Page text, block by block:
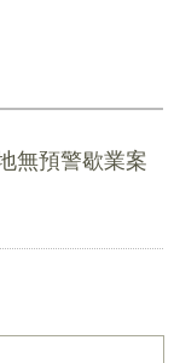
無預警歇業案